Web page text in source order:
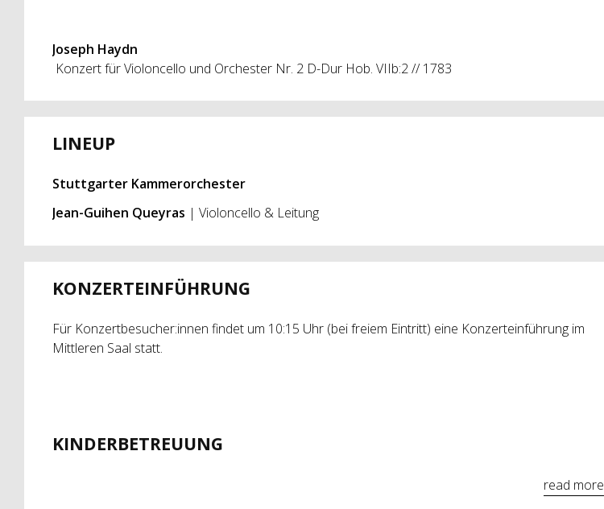
Joseph Haydn
Konzert für Violoncello und Orchester Nr. 2 D-Dur Hob. VIIb:2// 1783
LINEUP
Stuttgarter Kammerorchester
Jean-Guihen Queyras | Violoncello & Leitung
KONZERTEINFÜHRUNG
Für Konzertbesucher:innen findet um 10:15 Uhr (bei freiem Eintritt) eine Konzerteinführung im
Mittleren Saal statt.
KINDERBETREUUNG
read more